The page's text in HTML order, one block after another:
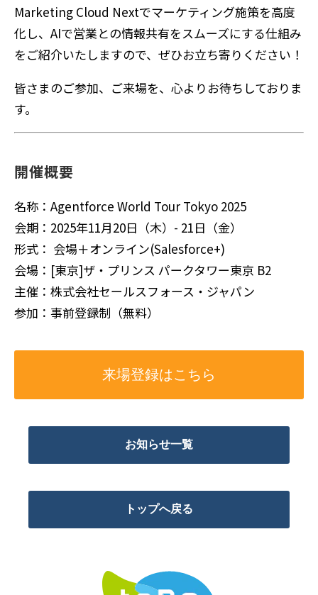
Marketing Cloud Nextでマーケティング施策を高度
化し、AIで営業との情報共有をスムーズにする仕組み
をご紹介いたしますので、ぜひお立ち寄りください！
皆さまのご参加、ご来場を、心よりお待ちしておりま
す。
開催概要
名称：Agentforce World Tour Tokyo 2025
会期：2025年11月20日（木）- 21日（金）
形式： 会場＋オンライン(Salesforce+)
会場：[東京]ザ・プリンス パークタワー東京 B2
主催：株式会社セールスフォース・ジャパン
参加：事前登録制（無料）
来場登録はこちら
お知らせ一覧
トップへ戻る